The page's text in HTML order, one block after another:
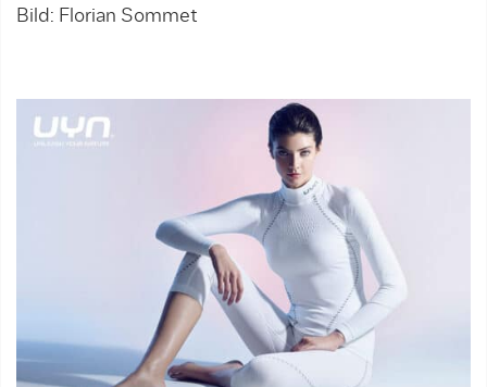
Bild: Florian Sommet